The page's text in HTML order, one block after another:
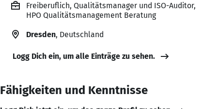
Freiberuflich, Qualitätsmanager und ISO-Auditor,
HPO Qualitätsmanagement Beratung
Dresden, Deutschland
Logg Dich ein, um alle Einträge zu sehen.
Fähigkeiten und Kenntnisse